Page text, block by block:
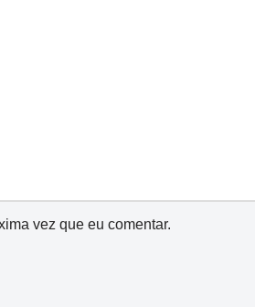
vez que eu comentar.